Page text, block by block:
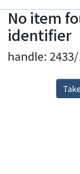
Home
Communities
Browse
Download
No item
identifier
handle: